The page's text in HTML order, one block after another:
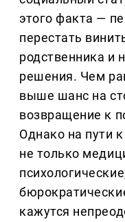
этого факта —
перестать
родственника и
решения. Чем
выше шанс на
возвращение к
Однако на пути
не только
кажутся